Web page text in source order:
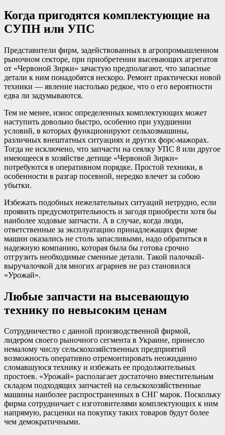
Когда пригодятся комплектующие на
СУПН или УПС
Представители фирм, задействованных в агропромышленном
рыночном секторе, при приобретении высевающих агрегатов
от «Червоной Зирки» зачастую предполагают, что запасные
детали к ним понадобятся нескоро. Ремонт практически новой
техники — явление настолько редкое, что о его вероятности
едва ли задумываются.
Тем не менее, износ определенных комплектующих может
наступить довольно быстро, особенно при ухудшении
условий, в которых функционируют сельхозмашины,
различных внештатных ситуациях и других форс-мажорах.
Тогда не исключено, что запчасти на сеялку УПС 8 или другое
имеющееся в хозяйстве детище «Червоной Зирки»
потребуются в оперативном порядке. Простой техники, в
особенности в разгар посевной, нередко влечет за собою
убытки.
Избежать подобных нежелательных ситуаций нетрудно, если
проявить предусмотрительность и загодя приобрести хотя бы
наиболее ходовые запчасти. А в случае, когда люди,
ответственные за эксплуатацию принадлежащих фирме
машин оказались не столь запасливыми, надо обратиться в
надежную компанию, которая была бы готова срочно
отгрузить необходимые сменные детали. Такой палочкой-
выручалочкой для многих аграриев не раз становился
«Урожай».
Любые запчасти на высевающую
технику по невысоким ценам
Сотрудничество с данной производственной фирмой,
лидером своего рыночного сегмента в Украине, принесло
немалому числу сельскохозяйственных предприятий
возможность оперативно отремонтировать неожиданно
сломавшуюся технику и избежать ее продолжительных
простоев. «Урожай» располагает достаточно вместительным
складом подходящих запчастей на сельскохозяйственные
машины наиболее распространенных в СНГ марок. Поскольку
фирма сотрудничает с изготовителями комплектующих к ним
напрямую, расценки на покупку таких товаров будут более
чем демократичными.